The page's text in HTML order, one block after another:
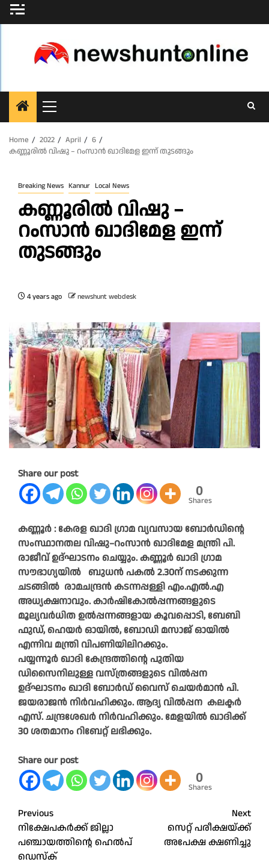
Skip
to
Primary
Menu
Home
2022 April
6
കണ്ണൂരിൽ വിഷു – റംസാൻ ഖാദിമേള ഇന്ന്‌ തുടങ്ങും
Breaking News Kannur Local News
കണ്ണൂരിൽ വിഷു –
റംസാൻ ഖാദിമേള ഇന്ന്‌
തുടങ്ങും
4 years ago newshunt webdesk
Share our post
0
Shares
കണ്ണൂർ : കേരള ഖാദി ഗ്രാമ വ്യവസായ ബോർഡിന്റെ
സംസ്ഥാനതല വിഷു–റംസാൻ ഖാദിമേള മന്ത്രി പി.
രാജീവ് ഉദ്ഘാടനം ചെയ്യും. കണ്ണൂർ ഖാദി ഗ്രാമ
സൗഭാഗ്യയിൽ ബുധൻ പകൽ 2.30ന് നടക്കുന്ന
ചടങ്ങിൽ രാമചന്ദ്രൻ കടന്നപ്പള്ളി എം.എൽ.എ
അധ്യക്ഷനാവും. കാർഷികോൽപ്പന്നങ്ങളുടെ
മൂല്യവർധിത ഉൽപ്പന്നങ്ങളായ കൂവപ്പൊടി, ബേബി
ഫുഡ്, ഹെയർ ഓയിൽ, ബോഡി മസാജ് ഓയിൽ
എന്നിവ മന്ത്രി വിപണിയിലിറക്കും.
പയ്യന്നൂർ ഖാദി കേന്ദ്രത്തിന്റെ പുതിയ
ഡിസൈനിലുള്ള വസ്ത്രങ്ങളുടെ വിൽപ്പന
ഉദ്ഘാടനം ഖാദി ബോർഡ് വൈസ് ചെയർമാൻ പി.
ജയരാജൻ നിർവഹിക്കും. ആദ്യ വിൽപ്പന കലക്ടർ
എസ്. ചന്ദ്രശേഖർ നിർവഹിക്കും. മേളയിൽ ഖാദിക്ക്
30 ശതമാനം റിബേറ്റ് ലഭിക്കും.
Share our post
0
Shares
Post
navigation
Previous
നിക്ഷേപകർക്ക് ജില്ലാ
പഞ്ചായത്തിന്റെ ഹെൽപ്
ഡെസ്‌ക്
Next
സെറ്റ് പരീക്ഷയ്ക്ക്
അപേക്ഷ ക്ഷണിച്ചു